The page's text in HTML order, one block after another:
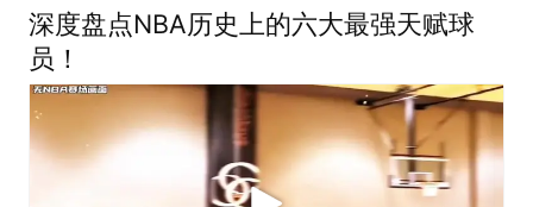
深度盘点NBA历史上的六大最强天赋球
员！